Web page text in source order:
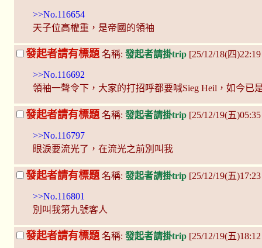
>>No.116654
天子位高權重，是帝國的領袖
發起者請有標題 名稱: 發起者請掛trip [25/12/18(四
>>No.116692
領袖一聲令下，大家的打招呼都要喊Sieg Heil，如今已
發起者請有標題 名稱: 發起者請掛trip [25/12/19(五
>>No.116797
眼淚要流光了，在流光之前別叫我
發起者請有標題 名稱: 發起者請掛trip [25/12/19(五
>>No.116801
別叫我第九號客人
發起者請有標題 名稱: 發起者請掛trip [25/12/19(五